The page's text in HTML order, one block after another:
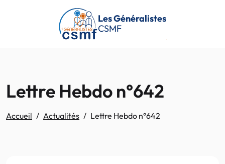
Passer au contenu principal
Les Généralistes
CSMF
Lettre Hebdo n°642
Accueil Actualités Lettre Hebdo n°642